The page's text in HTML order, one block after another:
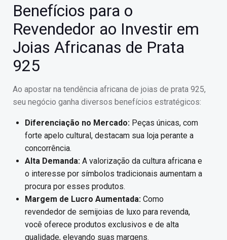
Benefícios para o
Revendedor ao Investir em
Joias Africanas de Prata
925
Ao apostar na tendência africana de joias de prata 925,
seu negócio ganha diversos benefícios estratégicos:
Diferenciação no Mercado: Peças únicas, com
forte apelo cultural, destacam sua loja perante a
concorrência.
Alta Demanda: A valorização da cultura africana e
o interesse por símbolos tradicionais aumentam a
procura por esses produtos.
Margem de Lucro Aumentada: Como
revendedor de semijoias de luxo para revenda,
você oferece produtos exclusivos e de alta
qualidade, elevando suas margens.